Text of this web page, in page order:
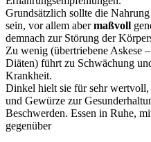
Grundsätzlich sollte die
sein, vor allem abermaßvoll
demnach zur Störung der
Zu wenig (übertriebene Askese
Diäten) führt zu Schwächung
Krankheit.
Dinkel hielt sie für sehr
und Gewürze zur
Beschwerden. Essen in Ruhe,
gegenüber